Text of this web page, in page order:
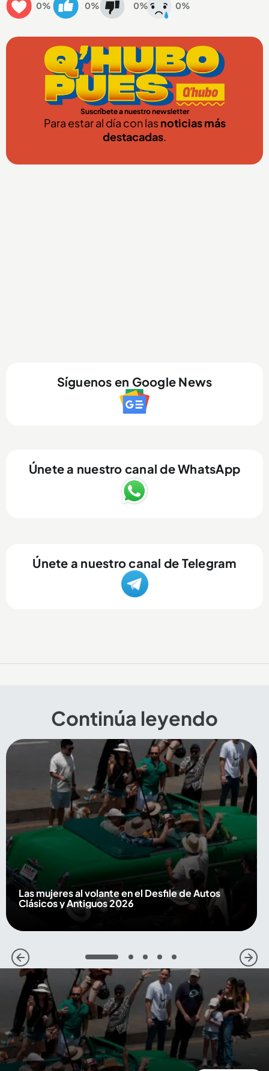
0% 0% 0% 0%
Suscríbete a nuestro newsletter
Para estar al día con lasnoticias más
destacadas.
Síguenos en Google News
Únete a nuestro canal de WhatsApp
Únete a nuestro canal de Telegram
Continúa leyendo
Las mujeres al volante en el Desfile de Autos
Clásicos y Antiguos 2026
1 2 3 4 5